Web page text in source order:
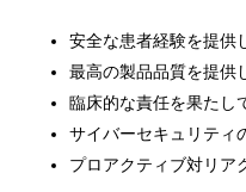
安全な患者経験を提供
最高の製品品質を提供
臨床的な責任を果たし
サイバーセキュリティ
プロアクティブ対リア